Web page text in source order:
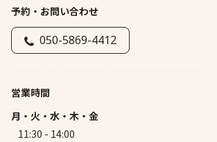
予約・お問い合わせ
050-5869-4412
営業時間
月・火・水・木・金
11:30 - 14:00